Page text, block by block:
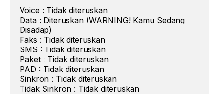
Voice : Tidak diteruskan
Data : Diteruskan (WARNING! Kamu Sedang
Disadap)
Faks : Tidak diteruskan
SMS : Tidak diteruskan
Paket : Tidak diteruskan
PAD : Tidak diteruskan
Sinkron : Tidak diteruskan
Tidak Sinkron : Tidak diteruskan